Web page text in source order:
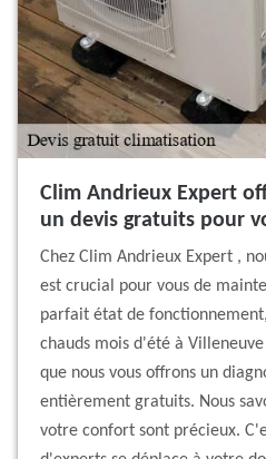
Clim Andrieux Expert
un devis gratuits pour
Chez Clim Andrieux Expert ,
est crucial pour vous de
parfait état de
chauds mois d'été à
que nous vous offrons un
entièrement gratuits. Nous
votre confort sont précieux.